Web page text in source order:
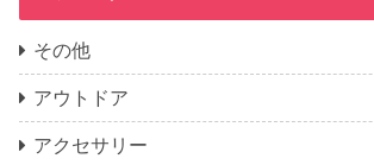
その他
アウトドア
アクセサリー